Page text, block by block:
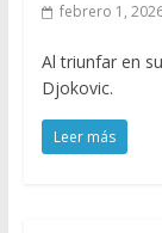
febrero 1,
Al triunfar en
Djokovic.
Leer más